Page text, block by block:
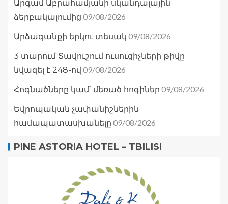
Արգամ Աբրահամյանի սկանդալային
ձերբակալումից 09/08/2026
Արձագանքի երկու տեսակ 09/08/2026
3 տարում Տավուշում ուսուցիչների թիվը
նվազել է 248-ով 09/08/2026
Հոգնածները կամ՝ մեռած հոգիներ 09/08/2026
Եվրոպական չափանիշներին
համապատասխանելը 09/08/2026
PINE ASTORIA HOTEL – TBILISI